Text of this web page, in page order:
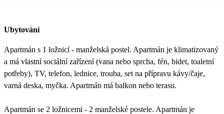
Ubytování
Apartmán s 1 ložnicí - manželská postel. Apartmán je klimatizovaný
a má vlastní sociální zařízení (vana nebo sprcha, fén, bidet, toaletní
potřeby), TV, telefon, lednice, trouba, set na přípravu kávy/čaje,
varná deska, myčka. Apartmán má balkon nebo terasu.
Apartmán se 2 ložnicemi - 2 manželské postele. Apartmán je